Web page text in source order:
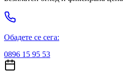
Обадете се сега:
0896 15 95 53